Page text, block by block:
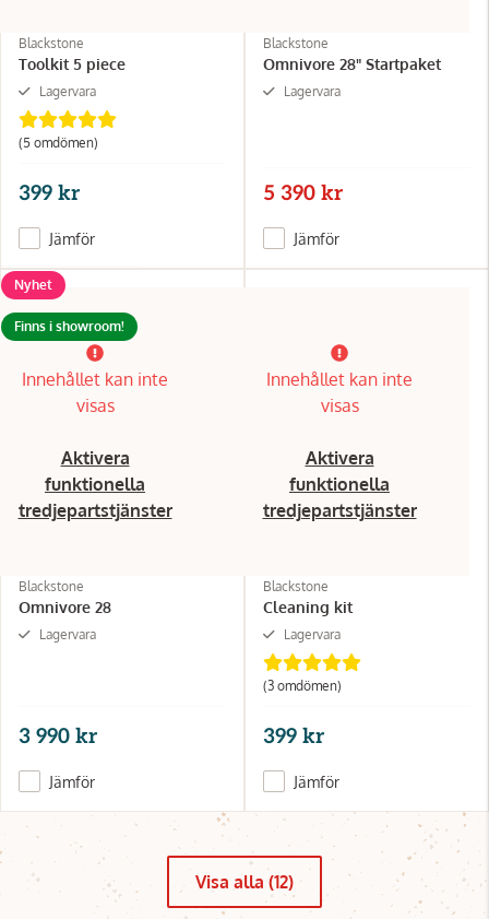
Blackstone
Toolkit 5 piece
Lagervara
(5 omdömen)
399 kr
Jämför
Blackstone
Omnivore 28" Startpaket
Lagervara
5 390 kr
Jämför
Innehållet kan inte
visas
Aktivera
funktionella
tredjepartstjänster
Blackstone
Omnivore 28
Lagervara
Nyhet
Finns i showroom!
3 990 kr
Jämför
Innehållet kan inte
visas
Aktivera
funktionella
tredjepartstjänster
Blackstone
Cleaning kit
Lagervara
(3 omdömen)
399 kr
Jämför
Visa alla (12)